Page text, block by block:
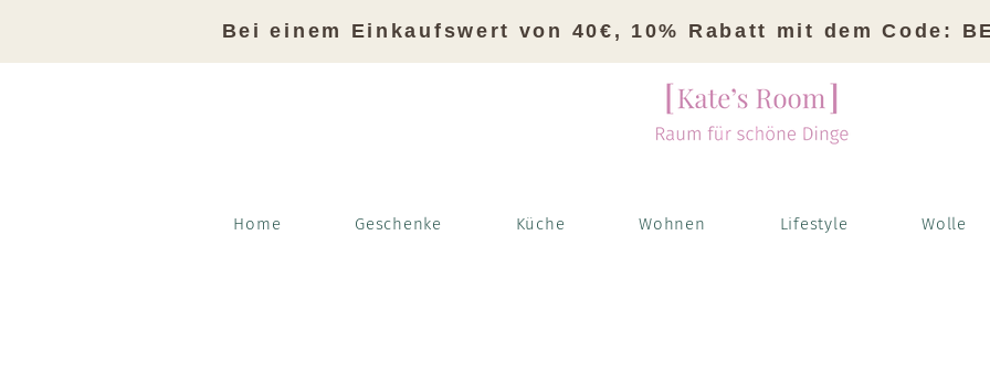
Bei einem Einkaufswert von 40€, 10% Rabatt mit dem Code:
Home Geschenke Küche Wohnen Lifestyle Wolle